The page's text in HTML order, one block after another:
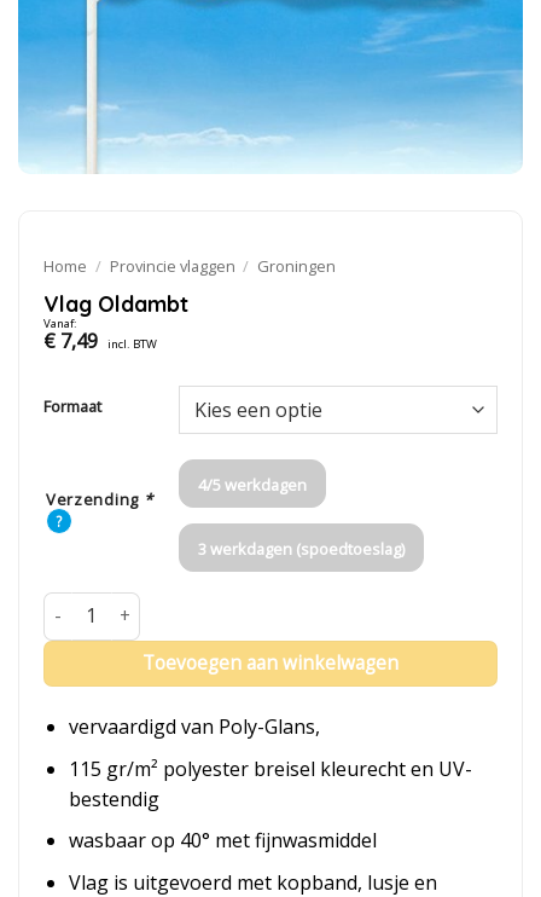
Home / Provincie vlaggen / Groningen
Vlag Oldambt
Vanaf:
€7,49 incl. BTW
Formaat
Verzending *
?
4/5 werkdagen
3 werkdagen (spoedtoeslag)
Vlag Oldambt aantal
Toevoegen aan winkelwagen
vervaardigd van Poly-Glans,
115 gr/m² polyester breisel kleurecht en UV-
bestendig
wasbaar op 40° met fijnwasmiddel
Vlag is uitgevoerd met kopband, lusje en